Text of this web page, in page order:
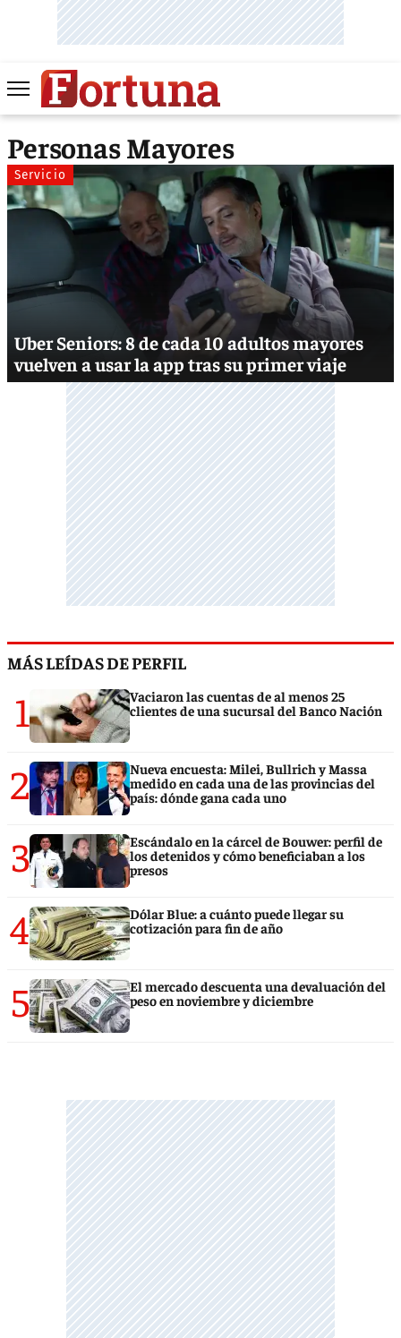
Personas Mayores
Servicio
Uber Seniors: 8 de cada 10 adultos mayores
vuelven a usar la app tras su primer viaje
MÁS LEÍDAS DE PERFIL
1
Vaciaron las cuentas de al menos 25
clientes de una sucursal del Banco Nación
2
Nueva encuesta: Milei, Bullrich y Massa
medido en cada una de las provincias del
país: dónde gana cada uno
3
Escándalo en la cárcel de Bouwer: perfil de
los detenidos y cómo beneficiaban a los
presos
4
Dólar Blue: a cuánto puede llegar su
cotización para fin de año
5
El mercado descuenta una devaluación del
peso en noviembre y diciembre